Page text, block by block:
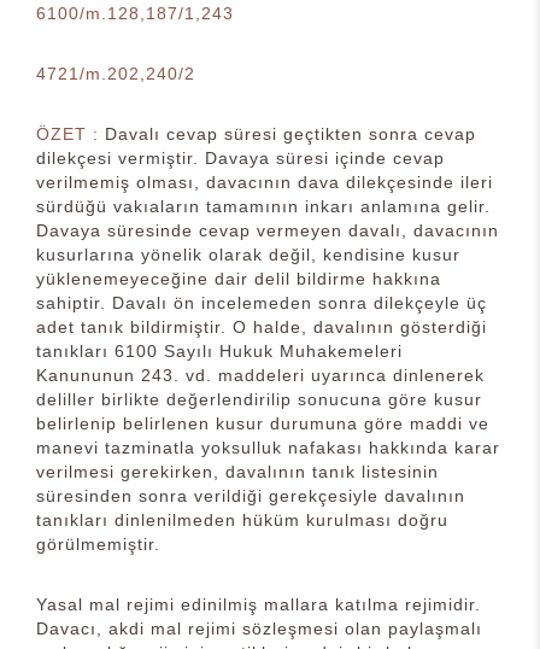
6100/m.128,187/1,243
4721/m.202,240/2
ÖZET : Davalı cevap süresi geçtikten sonra cevap
dilekçesi vermiştir. Davaya süresi içinde cevap
verilmemiş olması, davacının dava dilekçesinde ileri
sürdüğü vakıaların tamamının inkarı anlamına gelir.
Davaya süresinde cevap vermeyen davalı, davacının
kusurlarına yönelik olarak değil, kendisine kusur
yüklenemeyeceğine dair delil bildirme hakkına
sahiptir. Davalı ön incelemeden sonra dilekçeyle üç
adet tanık bildirmiştir. O halde, davalının gösterdiği
tanıkları 6100 Sayılı Hukuk Muhakemeleri
Kanununun 243. vd. maddeleri uyarınca dinlenerek
deliller birlikte değerlendirilip sonucuna göre kusur
belirlenip belirlenen kusur durumuna göre maddi ve
manevi tazminatla yoksulluk nafakası hakkında karar
verilmesi gerekirken, davalının tanık listesinin
süresinden sonra verildiği gerekçesiyle davalının
tanıkları dinlenilmeden hüküm kurulması doğru
görülmemiştir.
Yasal mal rejimi edinilmiş mallara katılma rejimidir.
Davacı, akdi mal rejimi sözleşmesi olan paylaşmalı